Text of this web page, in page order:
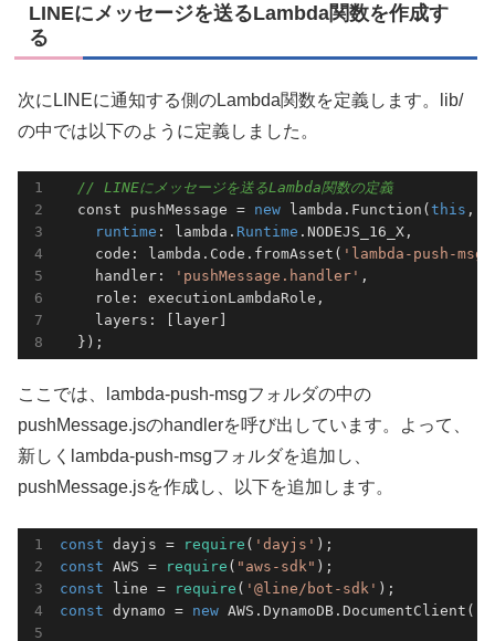
LINEにメッセージを送るLambda関数を作成す
る
次にLINEに通知する側のLambda関数を定義します。lib/
の中では以下のように定義しました。
// LINEにメッセージを送るLambda関数の定義
const pushMessage = new lambda.Function(this ,
runtime : lambda. Runtime .NODEJS_16_X,
code: lambda.Code.fromAsset( 'lambda-push-msg'
handler:
'pushMessage.handler' ,
role: executionLambdaRole,
layers: [layer]
  });
ここでは、lambda-push-msgフォルダの中の
pushMessage.jsのhandlerを呼び出しています。よって、
新しくlambda-push-msgフォルダを追加し、
pushMessage.jsを作成し、以下を追加します。
const dayjs = require ( 'dayjs'
const AWS = require ( "aws-sdk"
const line = require ( '@line/bot-sdk'
const dynamo = new AWS.DynamoDB.DocumentClient();